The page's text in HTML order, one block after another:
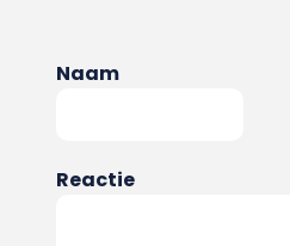
Naam
Reactie